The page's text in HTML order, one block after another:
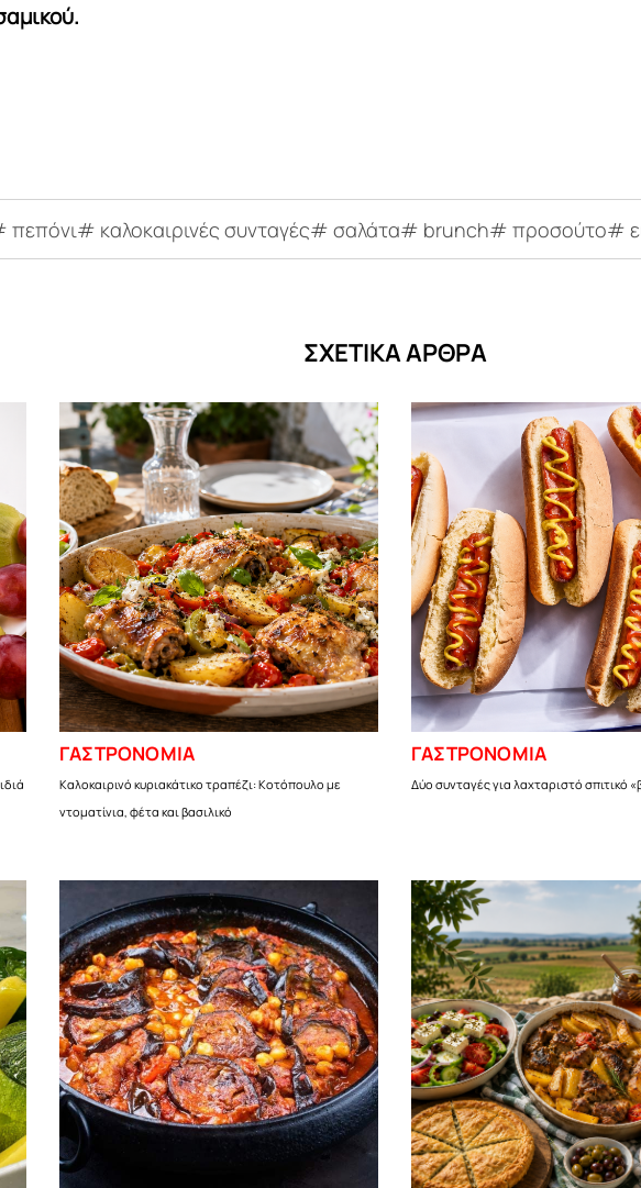
καλοκαιρινές συνταγές# σαλάτα# brunch# προσούτο#
ΣΧΕΤΙΚΑ ΑΡΘΡΑ
ΓΑΣΤΡΟΝΟΜΙΑ
Καλοκαιρινό κυριακάτικο τραπέζι: Κοτόπουλο με
ντοματίνια, φέτα και βασιλικό
ΓΑΣΤΡΟΝΟΜΙΑ
Δύο συνταγές για λαχταριστό σπιτικό